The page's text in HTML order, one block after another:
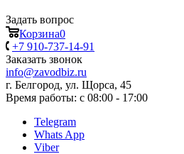
Задать вопрос
Корзина0
+7 910-737-14-91
Заказать звонок
info@zavodbiz.ru
г. Белгород, ул. Щорса, 45
Время работы: с 08:00 - 17:00
Telegram
Whats App
Viber